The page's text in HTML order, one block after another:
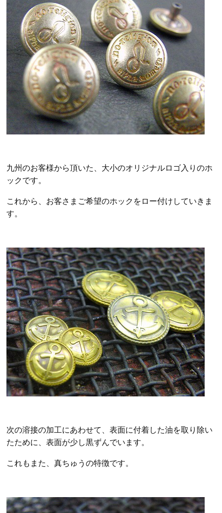
九州のお客様から頂いた、大小のオリジナルロゴ入りのホ
ックです。
これから、お客さまご希望のホックをロー付けしていきま
す。
次の溶接の加工にあわせて、表面に付着した油を取り除い
たために、表面が少し黒ずんでいます。
これもまた、真ちゅうの特徴です。